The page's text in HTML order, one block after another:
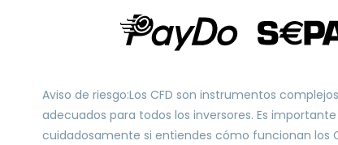
Aviso de riesgo:Los CFD son instrumentos
adecuados para todos los inversores. Es
cuidadosamente si entiendes cómo funcionan los